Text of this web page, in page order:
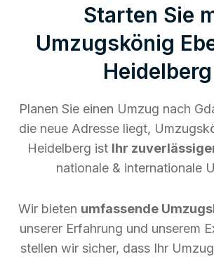
Starten Sie
Umzugskönig
Heidelberg
Planen Sie einen Umzug nach
die neue Adresse liegt,
Heidelberg ist Ihr
nationale & internationale
Wir bieten umfassende
unserer Erfahrung und unserem
stellen wir sicher, dass Ihr